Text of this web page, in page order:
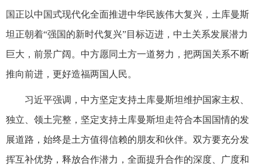
国正以中国式现代化全面推进中华民族伟大复兴，土库曼斯
坦正朝着“强国的新时代复兴”目标迈进，中土关系发展潜力
巨大，前景广阔。中方愿同土方一道努力，把两国关系不断
推向前进，更好造福两国人民。
习近平强调，中方坚定支持土库曼斯坦维护国家主权、
独立、领土完整，坚定支持土库曼斯坦走符合本国国情的发
展道路，始终是土方值得信赖的朋友和伙伴。双方要充分发
挥互补优势，释放合作潜力，全面提升合作的深度、广度和